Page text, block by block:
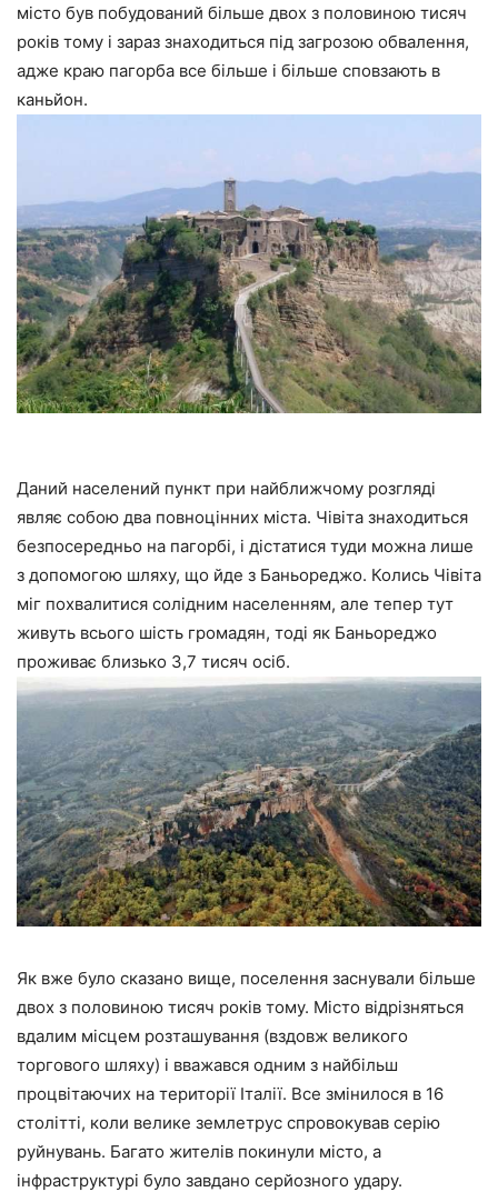
місто був побудований більше двох з половиною тисяч
років тому і зараз знаходиться під загрозою обвалення,
адже краю пагорба все більше і більше сповзають в
каньйон.
Даний населений пункт при найближчому розгляді
являє собою два повноцінних міста. Чівіта знаходиться
безпосередньо на пагорбі, і дістатися туди можна лише
з допомогою шляху, що йде з Баньореджо. Колись Чівіта
міг похвалитися солідним населенням, але тепер тут
живуть всього шість громадян, тоді як Баньореджо
проживає близько 3,7 тисяч осіб.
Як вже було сказано вище, поселення заснували більше
двох з половиною тисяч років тому. Місто відрізняться
вдалим місцем розташування (вздовж великого
торгового шляху) і вважався одним з найбільш
процвітаючих на території Італії. Все змінилося в 16
столітті, коли велике землетрус спровокував серію
руйнувань. Багато жителів покинули місто, а
інфраструктурі було завдано серйозного удару.